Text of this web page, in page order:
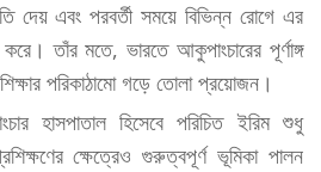
দেয় এবং পরবর্তী সময়ে বিভিন্ন রোগে এর
তাঁর মতে, ভারতে আকুপাংচারের পূর্ণাঙ্গ
পরিকাঠামো গড়ে তোলা প্রয়োজন।
হাসপাতাল হিসেবে পরিচিত ইরিম শুধু
ক্ষেত্রেও গুরুত্বপূর্ণ ভূমিকা পালন